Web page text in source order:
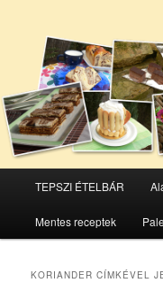
Tovább
az
Tovább
a
másodlagos
TEPSZI ÉTELBÁR
Mentes receptek
KORIANDER CÍMKÉVEL